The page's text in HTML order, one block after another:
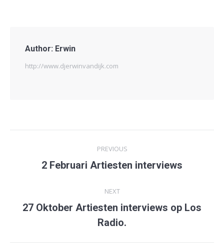
Author: Erwin
http://www.djerwinvandijk.com
navigation
PREVIOUS
Previous
2 Februari Artiesten interviews
NEXT
Next
post:
27 Oktober Artiesten interviews op Los
Radio.